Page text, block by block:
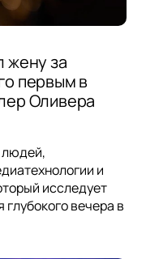
жену за
первым в
Оливера
людей,
и
исследует
вечера в